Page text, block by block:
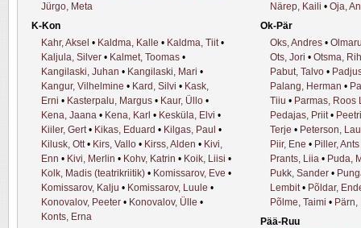
Jürgo, Meta
K-Kon
Kahr, Aksel • Kaldma, Kalle • Kaldma, Tiit •
Kaljula, Silver • Kalmet, Toomas •
Kangilaski, Juhan • Kangilaski, Mari •
Kangur, Vilhelmine • Kard, Silvi • Kask,
Erni • Kasterpalu, Margus • Kaur, Üllo •
Kena, Jaana • Kena, Karl • Kesküla, Elvi •
Kiiler, Gert • Kikas, Eduard • Kilgas, Paul •
Kilusk, Ott • Kirs, Vallo • Kirss, Alden • Kivi,
Enn • Kivi, Merlin • Kohv, Katrin • Koik, Liisi •
Kolk, Madis (teatrikriitik) • Komissarov, Eve •
Komissarov, Kalju • Komissarov, Luule •
Konovalov, Peeter • Konovalov, Ülle •
Konts, Erna
Närep, Kaili • Oja,
Ok-Pär
Oks, Andres •
Ots, Jori • Otsma,
Pabut, Talvo •
Palang, Herman •
Tiiu • Parmas, Roos
Pedajas, Priit •
Terje • Peterson,
Piir, Ene • Piller, Ants
Prants, Liia • Puda,
Pukk, Sander •
Lembit • Põldar,
Põlme, Taimi • Pärn,
Pää-Ruu